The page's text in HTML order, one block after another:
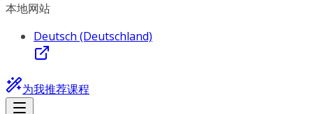
本地网站
Deutsch (Deutschland)
为我推荐课程